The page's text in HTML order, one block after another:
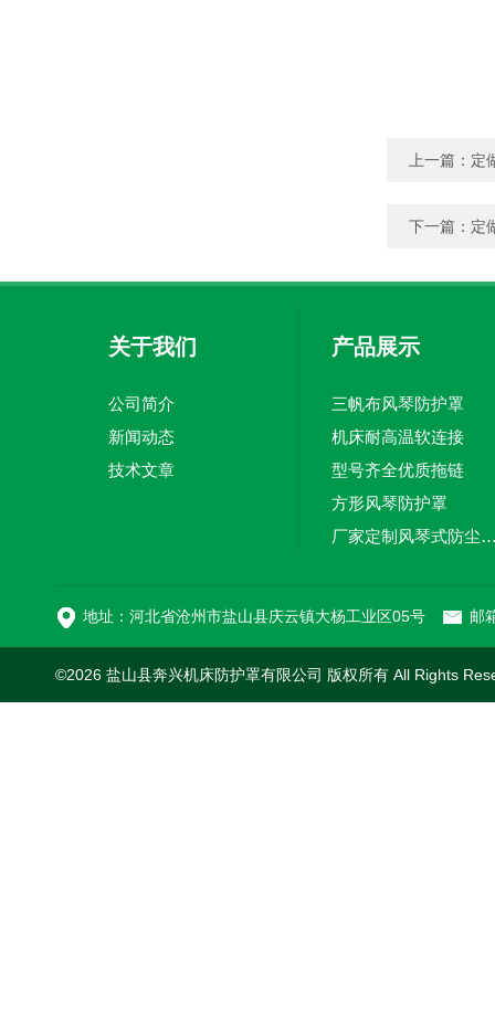
上一篇： 定
下一篇： 定
关于我们
公司简介
新闻动态
技术文章
产品展示
三帆布风琴防护罩
机床耐高温软连接
型号齐全优质拖链
方形风琴防护罩
厂家定制风琴式
地址：河北省沧州市盐山县庆云镇大杨工业区05号 邮
©2026 盐山县奔兴机床防护罩有限公司 版权所有 All Rights